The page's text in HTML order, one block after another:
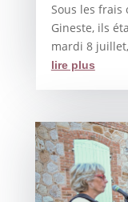
Sous les frais
Gineste, ils
mardi 8
lire plus